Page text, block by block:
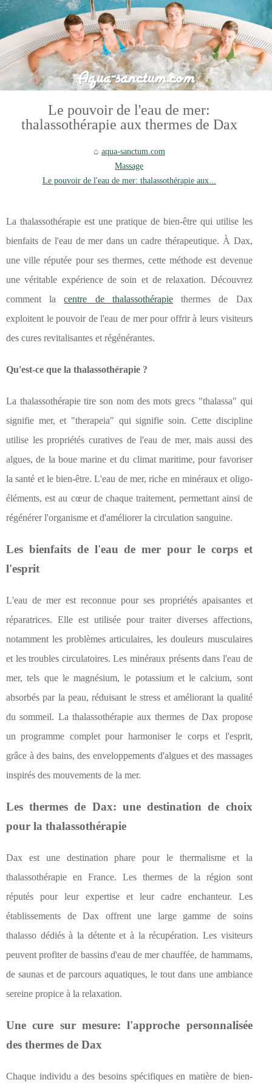
Le pouvoir de l'eau de mer:
thalassothérapie aux thermes de Dax
aqua-sanctum.com
Massage
Le pouvoir de l'eau de mer: thalassothérapie aux...
La thalassothérapie est une pratique de bien-être qui utilise les
bienfaits de l'eau de mer dans un cadre thérapeutique. À Dax,
une ville réputée pour ses thermes, cette méthode est devenue
une véritable expérience de soin et de relaxation. Découvrez
comment lacentre de thalassothérapiethermes de Dax
exploitent le pouvoir de l'eau de mer pour offrir à leurs visiteurs
des cures revitalisantes et régénérantes.
Qu'est-ce que la thalassothérapie ?
La thalassothérapie tire son nom des mots grecs "thalassa" qui
signifie mer, et "therapeia" qui signifie soin. Cette discipline
utilise les propriétés curatives de l'eau de mer, mais aussi des
algues, de la boue marine et du climat maritime, pour favoriser
la santé et le bien-être. L'eau de mer, riche en minéraux et oligo-
éléments, est au cœur de chaque traitement, permettant ainsi de
régénérer l'organisme et d'améliorer la circulation sanguine.
Les bienfaits de l'eau de mer pour le corps et
l'esprit
L'eau de mer est reconnue pour ses propriétés apaisantes et
réparatrices. Elle est utilisée pour traiter diverses affections,
notamment les problèmes articulaires, les douleurs musculaires
et les troubles circulatoires. Les minéraux présents dans l'eau de
mer, tels que le magnésium, le potassium et le calcium, sont
absorbés par la peau, réduisant le stress et améliorant la qualité
du sommeil. La thalassothérapie aux thermes de Dax propose
un programme complet pour harmoniser le corps et l'esprit,
grâce à des bains, des enveloppements d'algues et des massages
inspirés des mouvements de la mer.
Les thermes de Dax: une destination de choix
pour la thalassothérapie
Dax est une destination phare pour le thermalisme et la
thalassothérapie en France. Les thermes de la région sont
réputés pour leur expertise et leur cadre enchanteur. Les
établissements de Dax offrent une large gamme de soins
thalasso dédiés à la détente et à la récupération. Les visiteurs
peuvent profiter de bassins d'eau de mer chauffée, de hammams,
de saunas et de parcours aquatiques, le tout dans une ambiance
sereine propice à la relaxation.
Une cure sur mesure: l'approche personnalisée
des thermes de Dax
Chaque individu a des besoins spécifiques en matière de bien-